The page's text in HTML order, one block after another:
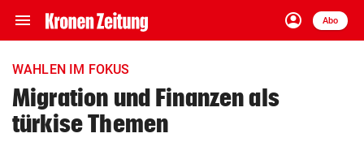
menu Navigation
ein-/ausklappen
account_circle
Anmelden
Abo
close Schließen
account_circle Anmelden
WAHLEN IM FOKUS
Migration und Finanzen als
türkise Themen